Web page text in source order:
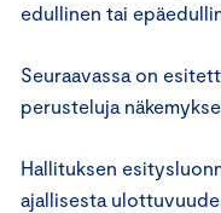
edullinen tai
Seuraavassa on
perusteluja
Hallituksen
ajallisesta